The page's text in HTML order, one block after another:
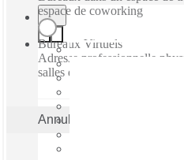
espace de coworking
Bureaux Virtuels
Adresse professionnelle
salles de réunion ad hoc
Annuler